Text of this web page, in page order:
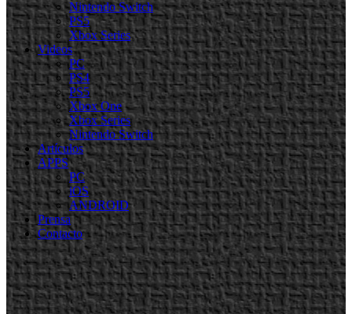
Nintendo Switch
PS5
Xbox Series
Videos
PC
PS4
PS5
Xbox One
Xbox Series
Nintendo Switch
Artículos
APPS
PC
iOS
ANDROID
Prensa
Contacto